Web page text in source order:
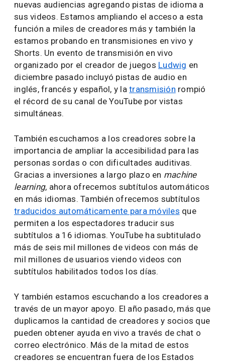
nuevas audiencias agregando pistas de idioma a
sus videos. Estamos ampliando el acceso a esta
función a miles de creadores más y también la
estamos probando en transmisiones en vivo y
Shorts. Un evento de transmisión en vivo
organizado por el creador de juegos Ludwig en
diciembre pasado incluyó pistas de audio en
inglés, francés y español, y la transmisión rompió
el récord de su canal de YouTube por vistas
simultáneas.
También escuchamos a los creadores sobre la
importancia de ampliar la accesibilidad para las
personas sordas o con dificultades auditivas.
Gracias a inversiones a largo plazo en machine
learning, ahora ofrecemos subtítulos automáticos
en más idiomas. También ofrecemos subtítulos
traducidos automáticamente para móviles que
permiten a los espectadores traducir sus
subtítulos a 16 idiomas. YouTube ha subtitulado
más de seis mil millones de videos con más de
mil millones de usuarios viendo videos con
subtítulos habilitados todos los días.
Y también estamos escuchando a los creadores a
través de un mayor apoyo. El año pasado, más que
duplicamos la cantidad de creadores y socios que
pueden obtener ayuda en vivo a través de chat o
correo electrónico. Más de la mitad de estos
creadores se encuentran fuera de los Estados